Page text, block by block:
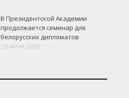
В Президентской Академии
продолжается семинар для
белорусских дипломатов
29 июля 2026